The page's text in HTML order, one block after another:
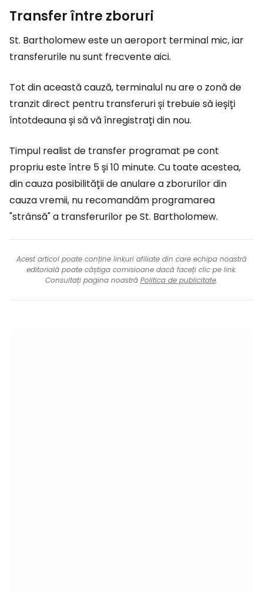
Transfer între zboruri
St. Bartholomew este un aeroport terminal mic, iar
transferurile nu sunt frecvente aici.
Tot din această cauză, terminalul nu are o zonă de
tranzit direct pentru transferuri și trebuie să ieșiți
întotdeauna și să vă înregistrați din nou.
Timpul realist de transfer programat pe cont
propriu este între 5 și 10 minute. Cu toate acestea,
din cauza posibilității de anulare a zborurilor din
cauza vremii, nu recomandăm programarea
"strânsă" a transferurilor pe St. Bartholomew.
Acest articol poate conține linkuri afiliate din care echipa noastră
editorială poate câștiga comisioane dacă faceți clic pe link.
Consultați pagina noastră Politica de publicitate.